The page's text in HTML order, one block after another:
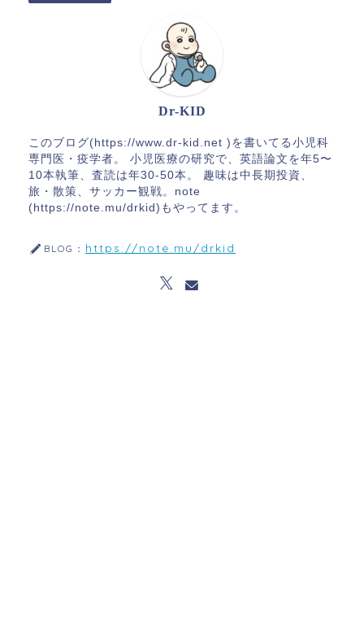
Dr-KID
このブログ(https://www.dr-kid.net )を書いてる小児科
専門医・疫学者。 小児医療の研究で、英語論文を年5〜
10本執筆、査読は年30-50本。 趣味は中長期投資、
旅・散策、サッカー観戦。note
(https://note.mu/drkid)もやってます。
BLOG： https://note.mu/drkid